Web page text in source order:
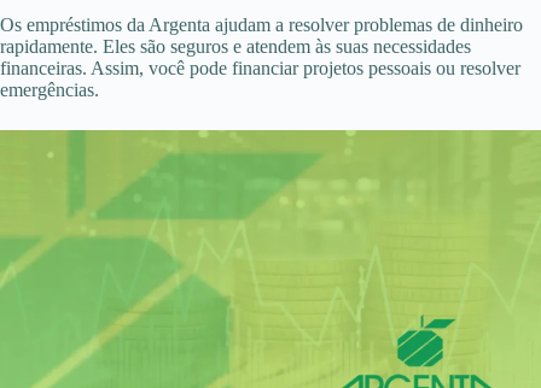
Os empréstimos da Argenta ajudam a resolver problemas de dinheiro
rapidamente. Eles são seguros e atendem às suas necessidades
financeiras. Assim, você pode financiar projetos pessoais ou resolver
emergências.